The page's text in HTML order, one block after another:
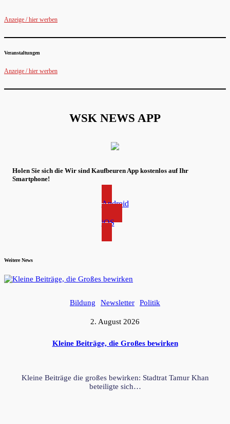
Anzeige / hier werben
Veranstaltungen
Anzeige / hier werben
WSK NEWS APP
Holen Sie sich die Wir sind Kaufbeuren App kostenlos auf Ihr
Smartphone!
Android
iOS
Weitere News
Bildung Newsletter Politik
2. August 2026
Kleine Beiträge, die Großes bewirken
Kleine Beiträge die großes bewirken: Stadtrat Tamur Khan
beteiligte sich…